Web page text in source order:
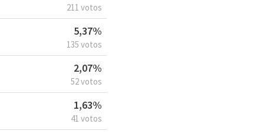
211 votos
5,37%
135 votos
2,07%
52 votos
1,63%
41 votos